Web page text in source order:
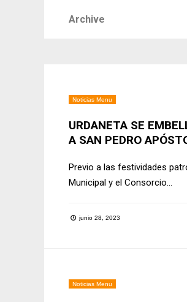
Archive
Noticias Menu
URDANETA SE
A SAN PEDRO
Previo a las festividades
Municipal y el Consorcio...
junio 28, 2023
Noticias Menu